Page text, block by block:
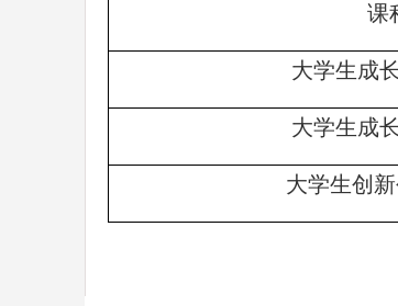
课
大学生成
大学生成
大学生创